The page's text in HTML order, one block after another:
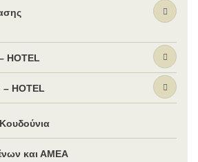
HOTEL
HOTEL
και ΑΜΕΑ